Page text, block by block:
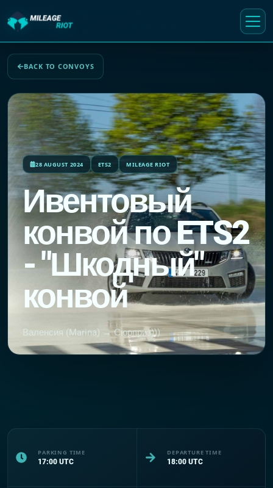
BACK TO CONVOYS
28 AUGUST 2024 ETS2 MILEAGE RIOT
Ивентовый
конвой по ETS2
- "Шкодный"
конвой
Валенсия (Marina) → Сюрприз)))
PARKING TIME
17:00 UTC
DEPARTURE TIME
18:00 UTC